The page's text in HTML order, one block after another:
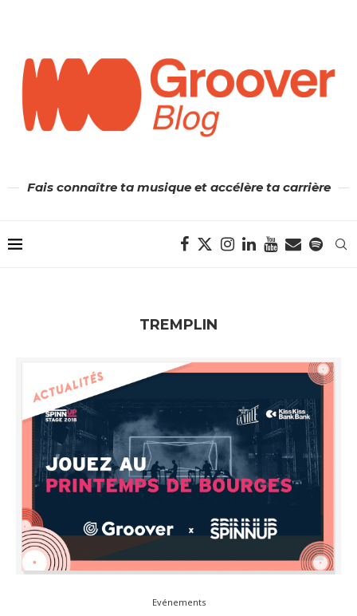
Fais connaître ta musique et accélère ta carrière
TREMPLIN
Evénements